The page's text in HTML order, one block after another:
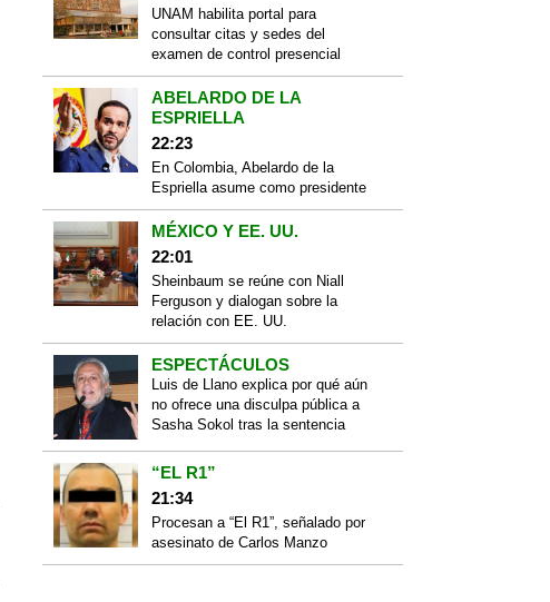
UNAM habilita portal para
consultar citas y sedes del
examen de control presencial
ABELARDO DE LA
ESPRIELLA
22:23
En Colombia, Abelardo de la
Espriella asume como presidente
MÉXICO Y EE. UU.
22:01
Sheinbaum se reúne con Niall
Ferguson y dialogan sobre la
relación con EE. UU.
ESPECTÁCULOS
Luis de Llano explica por qué aún
no ofrece una disculpa pública a
Sasha Sokol tras la sentencia
“EL R1”
21:34
Procesan a “El R1”, señalado por
asesinato de Carlos Manzo